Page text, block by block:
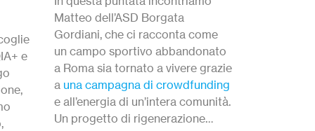
e
Matteo dell’ASD Borgata
Gordiani, che ci racconta come
un campo sportivo abbandonato
a Roma sia tornato a vivere grazie
a una campagna di crowdfunding
e all’energia di un’intera comunità.
Un progetto di rigenerazione